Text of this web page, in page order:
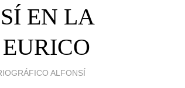
EN LA
ALFONSÍ